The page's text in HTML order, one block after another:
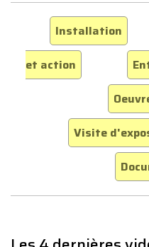
Installation
et action
Visite